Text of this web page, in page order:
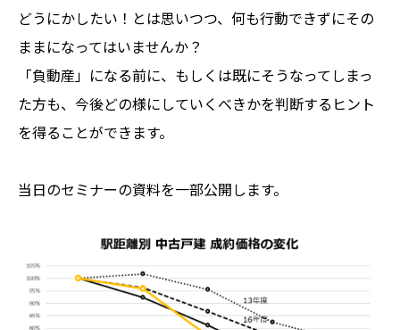
どうにかしたい！とは思いつつ、何も行動できずにその
ままになってはいませんか？
「負動産」になる前に、もしくは既にそうなってしまっ
た方も、今後どの様にしていくべきかを判断するヒント
を得ることができます。
当日のセミナーの資料を一部公開します。